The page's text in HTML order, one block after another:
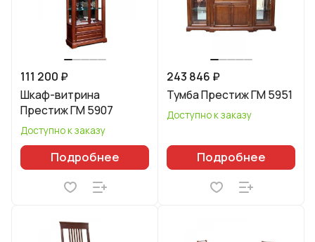
111 200 ₽
Шкаф-витрина
Престиж ГМ 5907
Доступно к заказу
Подробнее
243 846 ₽
Тумба Престиж ГМ 5951
Доступно к заказу
Подробнее